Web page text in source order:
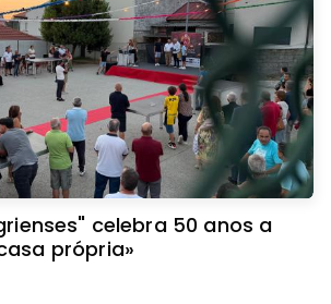
celebra 50 anos a
própria»